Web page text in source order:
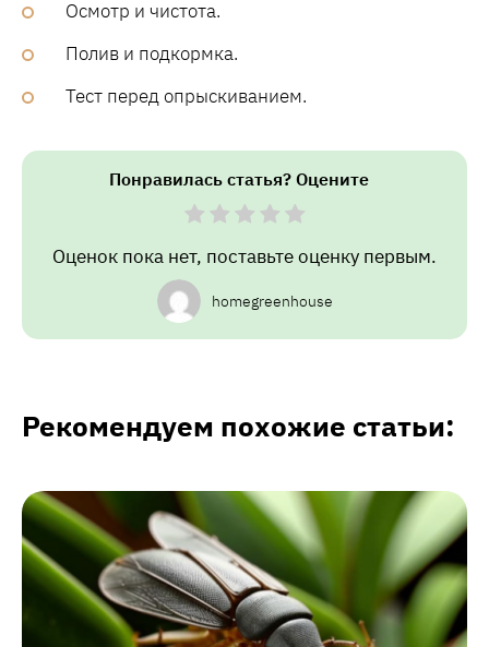
Осмотр и чистота.
Полив и подкормка.
Тест перед опрыскиванием.
Понравилась статья? Оцените
Оценок пока нет, поставьте оценку первым.
homegreenhouse
Рекомендуем похожие статьи: